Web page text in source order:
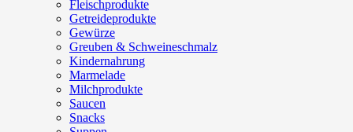
Fleischprodukte
Getreideprodukte
Gewürze
Greuben & Schweineschmalz
Kindernahrung
Marmelade
Milchprodukte
Saucen
Snacks